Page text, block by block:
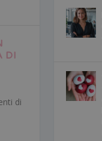
DI
di